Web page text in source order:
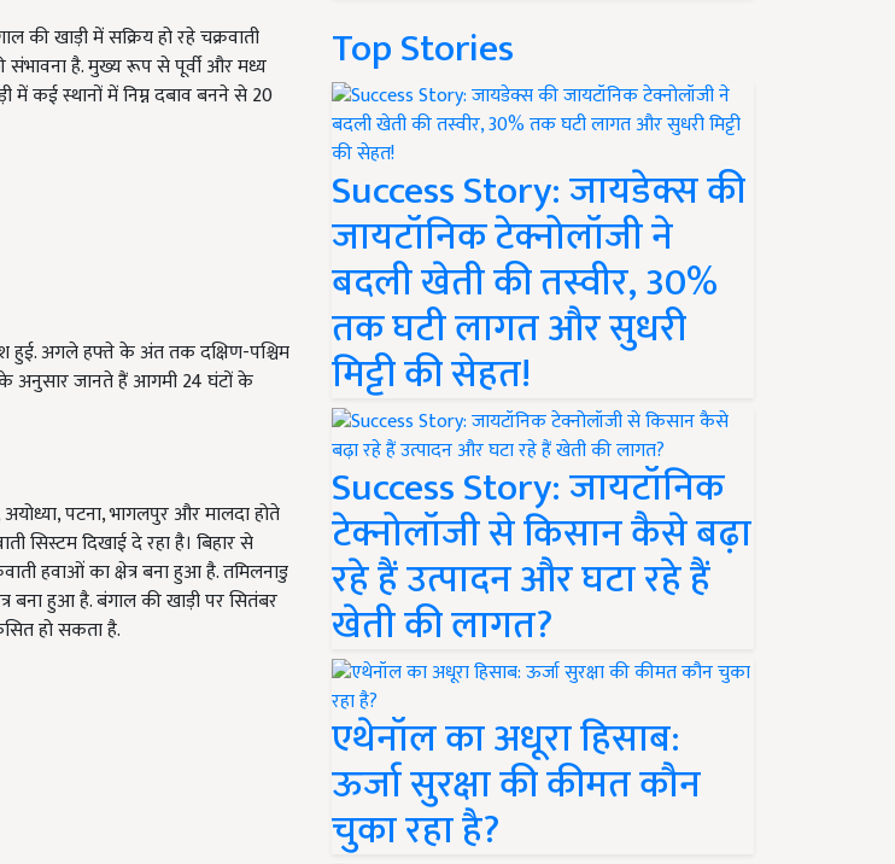
खाड़ी में सक्रिय हो रहे चक्रवाती
संभावना है. मुख्य रूप से पूर्वी और मध्य
में कई स्थानों में निम्न दबाव बनने से 20
हुई. अगले हफ्ते के अंत तक दक्षिण-पश्चिम
अनुसार जानते हैं आगमी 24 घंटों के
अयोध्या, पटना, भागलपुर और मालदा होते
सिस्टम दिखाई दे रहा है। बिहार से
हवाओं का क्षेत्र बना हुआ है. तमिलनाडु
बना हुआ है. बंगाल की खाड़ी पर सितंबर
हो सकता है.
Top Stories
Success Story: जायडेक्स की
जायटॉनिक टेक्नोलॉजी ने
बदली खेती की तस्वीर, 30%
तक घटी लागत और सुधरी
मिट्टी की सेहत!
Success Story: जायटॉनिक
टेक्नोलॉजी से किसान कैसे बढ़ा
रहे हैं उत्पादन और घटा रहे हैं
खेती की लागत?
एथेनॉल का अधूरा हिसाब:
ऊर्जा सुरक्षा की कीमत कौन
चुका रहा है?